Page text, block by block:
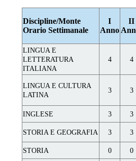
Discipline/Monte
Orario Settimanale
I
Anno
II
LINGUA E
LETTERATURA
ITALIANA
4 4
LINGUA E CULTURA
LATINA
3 3
INGLESE 3 3
STORIA E GEOGRAFIA 3 3
STORIA 0 0